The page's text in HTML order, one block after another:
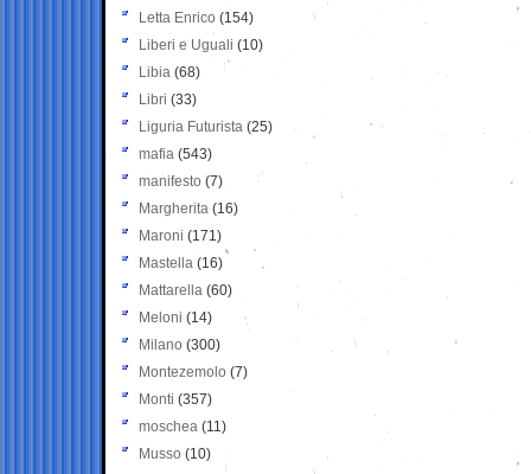
Letta Enrico (154)
Liberi e Uguali (10)
Libia (68)
Libri (33)
Liguria Futurista (25)
mafia (543)
manifesto (7)
Margherita (16)
Maroni (171)
Mastella (16)
Mattarella (60)
Meloni (14)
Milano (300)
Montezemolo (7)
Monti (357)
moschea (11)
Musso (10)